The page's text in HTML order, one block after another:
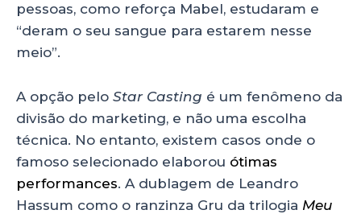
pessoas, como reforça Mabel, estudaram e
“deram o seu sangue para estarem nesse
meio”.
A opção pelo Star Casting é um fenômeno da
divisão do marketing, e não uma escolha
técnica. No entanto, existem casos onde o
famoso selecionado elaborou ótimas
performances. A dublagem de Leandro
Hassum como o ranzinza Gru da trilogia Meu